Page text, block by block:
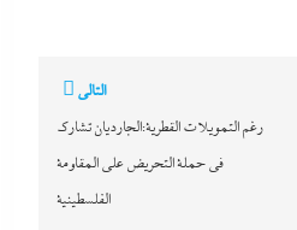
التالي
رغم التمويلات القطرية:الجارديان تشارك
في حملة التحريض على المقاومة
الفلسطينية